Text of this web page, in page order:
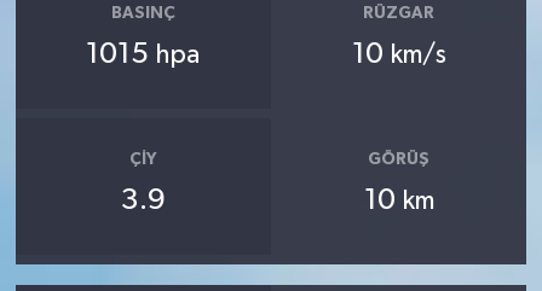
BASINÇ
1015 hpa
RÜZGAR
10 km/s
ÇIY
3.9
GÖRÜŞ
10 km